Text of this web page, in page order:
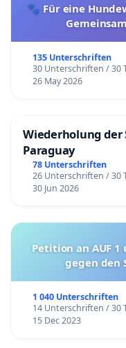
🐾 Für eine
135 Unterschriften
30 Unterschriften / 30
26 May 2026
Wiederholung der
Paraguay
78 Unterschriften
26 Unterschriften / 30
30 Jun 2026
Petition an AUF
gegen den
1 040 Unterschriften
14 Unterschriften / 30
15 Dec 2023